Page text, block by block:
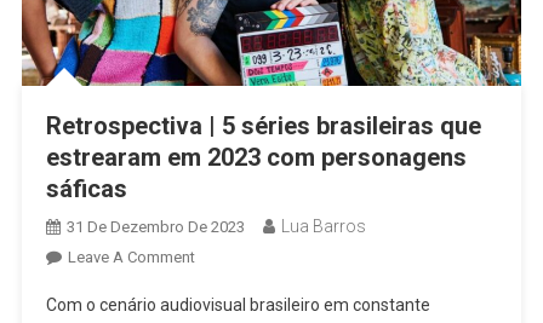
Retrospectiva | 5 séries brasileiras que
estrearam em 2023 com personagens
sáficas
31 De Dezembro De 2023 Lua Barros
Leave A CommentOn
|
Com o cenário audiovisual brasileiro em constante